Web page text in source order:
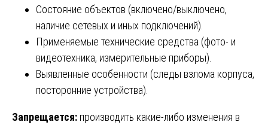
Состояние объектов (включено/выключено,
наличие сетевых и иных подключений).
Применяемые технические средства (фото- и
видеотехника, измерительные приборы).
Выявленные особенности (следы взлома корпуса,
посторонние устройства).
Запрещается: производить какие-либо изменения в